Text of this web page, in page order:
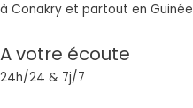
à Conakry et partout en Guinée
A votre écoute
24h/24 & 7j/7